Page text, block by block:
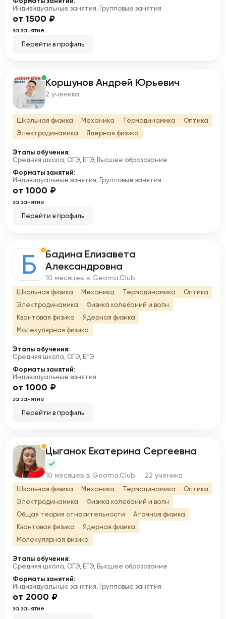
Индивидуальные занятия, Групповые занятия
от 1500 ₽
за занятие
Перейти в профиль
К Коршунов Андрей Юрьевич
2 ученика
Школьная физика Механика Термодинамика
Оптика
Электродинамика
Ядерная физика
Этапы обучения:
Средняя школа, ОГЭ, ЕГЭ, Высшее образование
Форматы занятий:
Индивидуальные занятия, Групповые занятия
от 1000 ₽
за занятие
Перейти в профиль
Б
Бадина Елизавета
Александровна
10 месяцев в Geoma.Club
Школьная физика Механика Термодинамика
Оптика
Электродинамика
Физика колебаний и волн
Квантовая физика
Ядерная физика
Молекулярная физика
Этапы обучения:
Средняя школа, ОГЭ, ЕГЭ
Форматы занятий:
Индивидуальные занятия
от 1000 ₽
за занятие
Перейти в профиль
Ц Цыганок Екатерина Сергеевна
10 месяцев в Geoma.Club · 22 ученика
Школьная физика Механика Термодинамика
Оптика
Электродинамика
Физика колебаний и волн
Общая теория относительности
Атомная физика
Квантовая физика
Ядерная физика
Молекулярная физика
Этапы обучения:
Средняя школа, ОГЭ, ЕГЭ, Высшее образование
Форматы занятий:
Индивидуальные занятия, Групповые занятия
от 2000 ₽
за занятие